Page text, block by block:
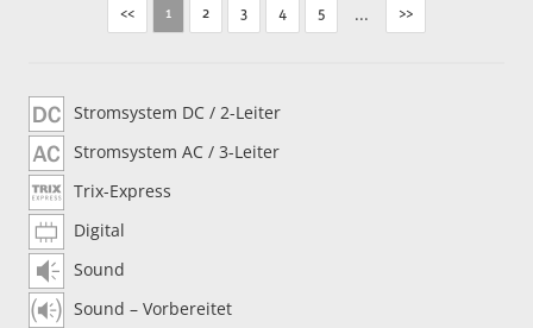
<< 1 2 3 4 5 ... >>
Stromsystem DC / 2-Leiter
Stromsystem AC / 3-Leiter
Trix-Express
Digital
Sound
Sound – Vorbereitet